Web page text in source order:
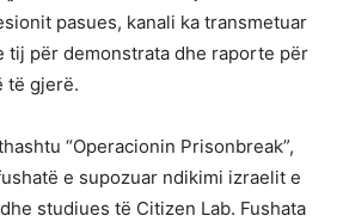
pasues, kanali ka transmetuar
tij për demonstrata dhe raporte për
të gjerë.
“Operacionin Prisonbreak”,
e supozuar ndikimi izraelit e
studiues të Citizen Lab. Fushata